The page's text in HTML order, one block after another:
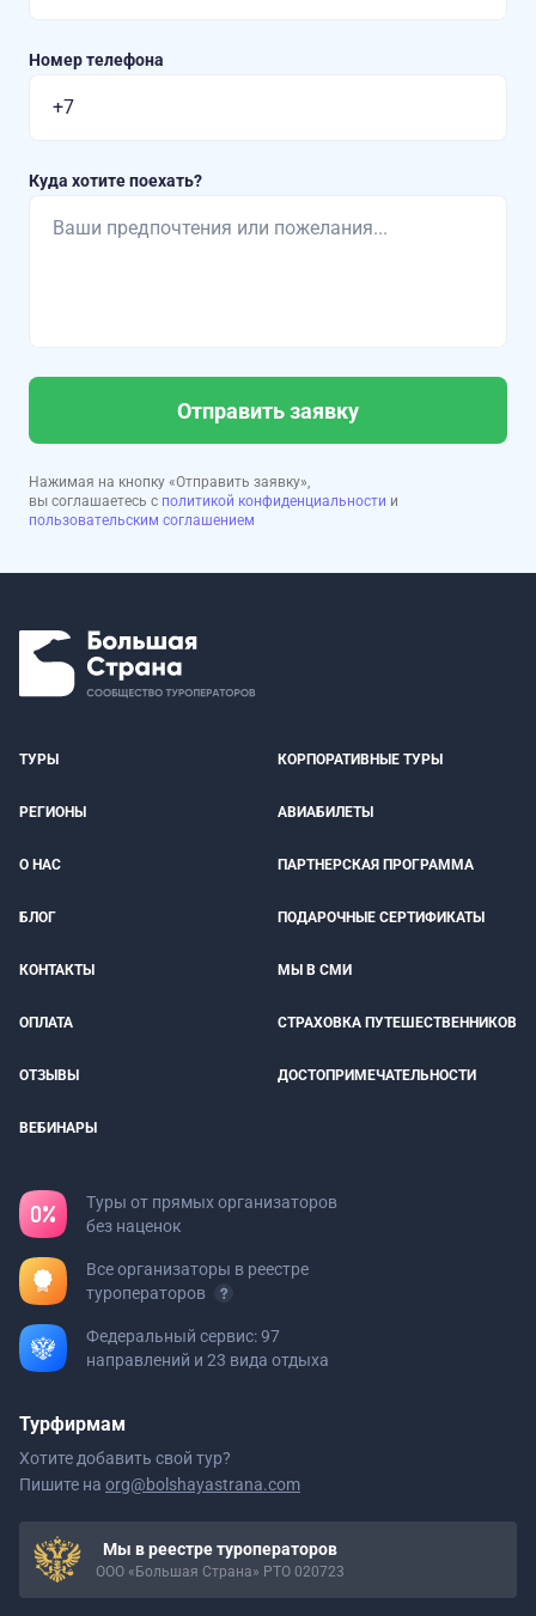
Номер телефона
Куда хотите поехать?
Отправить заявку
Нажимая на кнопку «Отправить заявку»,
вы соглашаетесь с политикой конфиденциальности и
пользовательским соглашением
ТУРЫ КОРПОРАТИВНЫЕ ТУРЫ
РЕГИОНЫ АВИАБИЛЕТЫ
О НАС ПАРТНЕРСКАЯ ПРОГРАММА
БЛОГ ПОДАРОЧНЫЕ СЕРТИФИКАТЫ
КОНТАКТЫ МЫ В СМИ
ОПЛАТА СТРАХОВКА ПУТЕШЕСТВЕННИКОВ
ОТЗЫВЫ ДОСТОПРИМЕЧАТЕЛЬНОСТИ
ВЕБИНАРЫ
Туры от прямых организаторов
без наценок
Все организаторы в реестре
туроператоров
Федеральный сервис: 97
направлений и 23 вида отдыха
Турфирмам
Хотите добавить свой тур?
Пишите на org@bolshayastrana.com
Мы в реестре туроператоров
ООО «Большая Страна» РТО 020723